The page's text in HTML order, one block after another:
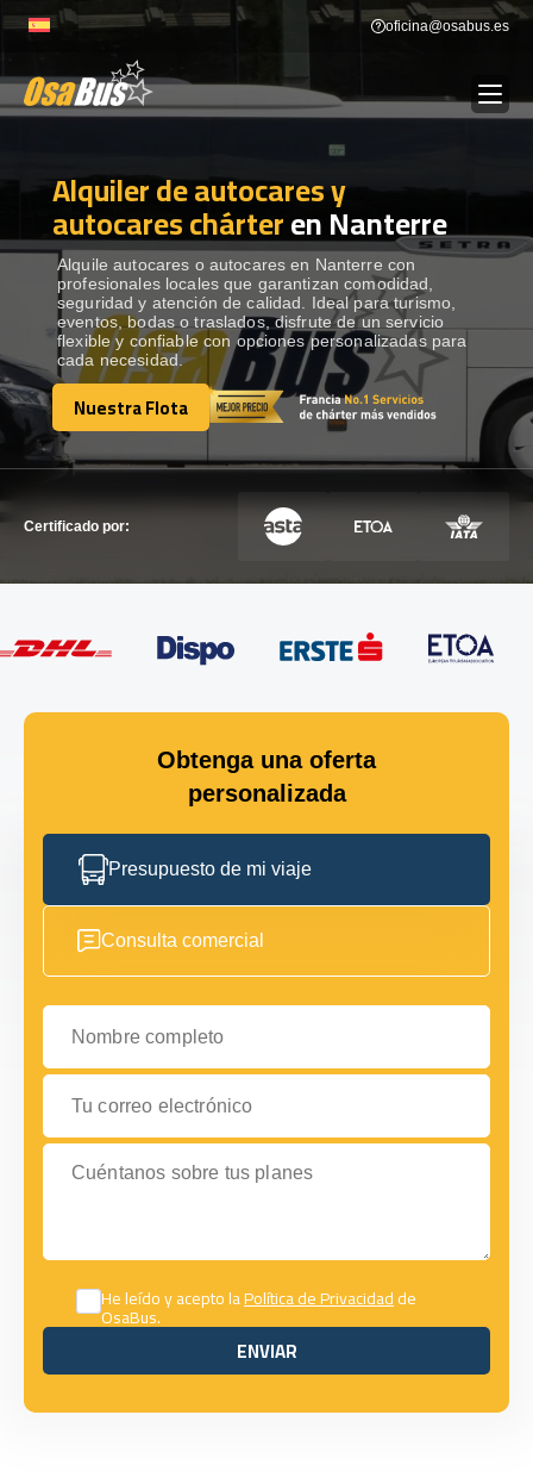
to
oficina@osabus.es
ALQUILER DE AUTOCARES
DESTINOS Show dropdown
RECORRIDAS Show dropdown
FLOTA
Alquiler de autocares y
autocares chárteren Nanterre
Alquile autocares o autocares en Nanterre con
profesionales locales que garantizan comodidad,
seguridad y atención de calidad. Ideal para turismo,
eventos, bodas o traslados, disfrute de un servicio
flexible y confiable con opciones personalizadas para
cada necesidad.
Nuestra Flota
Nuestra Flota
Certificado por:
Obtenga una oferta
personalizada
Presupuesto de mi viaje
Consulta comercial
Nombre completo
Tu correo electrónico
Cuéntanos sobre tus planes
He leído y acepto laPolítica de Privacidadde
OsaBus.
ENVIAR
ENVIAR